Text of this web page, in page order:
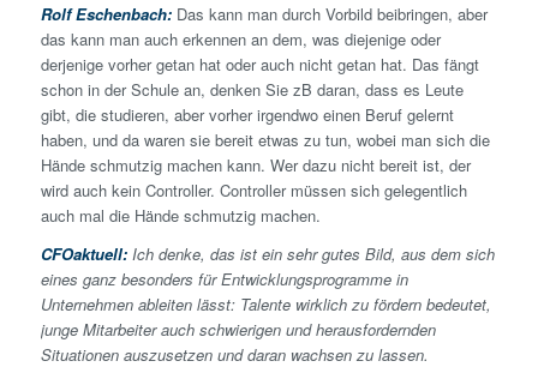
Rolf Eschenbach:Das kann man durch Vorbild beibringen, aber
das kann man auch erkennen an dem, was diejenige oder
derjenige vorher getan hat oder auch nicht getan hat. Das fängt
schon in der Schule an, denken Sie zB daran, dass es Leute
gibt, die studieren, aber vorher irgendwo einen Beruf gelernt
haben, und da waren sie bereit etwas zu tun, wobei man sich die
Hände schmutzig machen kann. Wer dazu nicht bereit ist, der
wird auch kein Controller. Controller müssen sich gelegentlich
auch mal die Hände schmutzig machen.
CFOaktuell: Ich denke, das ist ein sehr gutes Bild, aus dem sich
eines ganz besonders für Entwicklungsprogramme in
Unternehmen ableiten lässt: Talente wirklich zu fördern bedeutet,
junge Mitarbeiter auch schwierigen und herausfordernden
Situationen auszusetzen und daran wachsen zu lassen.